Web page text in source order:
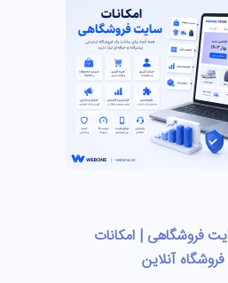
فروشگاهی | امکانات
آنلاین